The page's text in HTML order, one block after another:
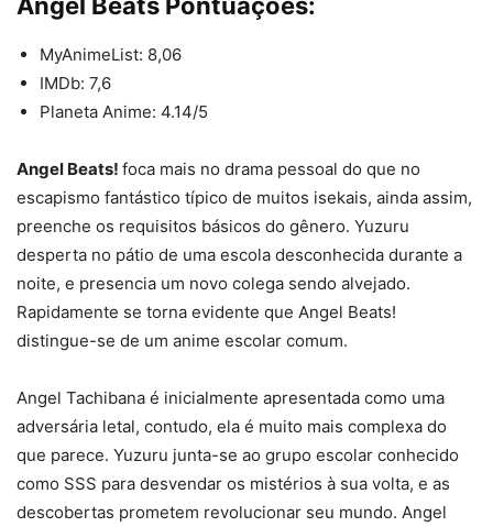
Angel Beats Pontuações:
MyAnimeList: 8,06
IMDb: 7,6
Planeta Anime: 4.14/5
Angel Beats! foca mais no drama pessoal do que no
escapismo fantástico típico de muitos isekais, ainda assim,
preenche os requisitos básicos do gênero. Yuzuru
desperta no pátio de uma escola desconhecida durante a
noite, e presencia um novo colega sendo alvejado.
Rapidamente se torna evidente que Angel Beats!
distingue-se de um anime escolar comum.
Angel Tachibana é inicialmente apresentada como uma
adversária letal, contudo, ela é muito mais complexa do
que parece. Yuzuru junta-se ao grupo escolar conhecido
como SSS para desvendar os mistérios à sua volta, e as
descobertas prometem revolucionar seu mundo. Angel